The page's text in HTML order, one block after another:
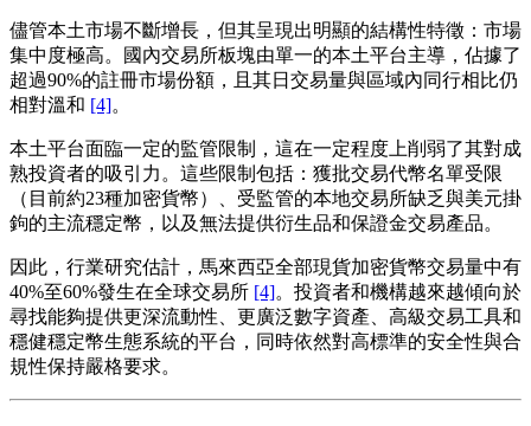
儘管本土市場不斷增長，但其呈現出明顯的結構性特徵：市場
集中度極高。國內交易所板塊由單一的本土平台主導，佔據了
超過90%的註冊市場份額，且其日交易量與區域內同行相比仍
相對溫和 [4]。
本土平台面臨一定的監管限制，這在一定程度上削弱了其對成
熟投資者的吸引力。這些限制包括：獲批交易代幣名單受限
（目前約23種加密貨幣）、受監管的本地交易所缺乏與美元掛
鉤的主流穩定幣，以及無法提供衍生品和保證金交易產品。
因此，行業研究估計，馬來西亞全部現貨加密貨幣交易量中有
40%至60%發生在全球交易所 [4]。投資者和機構越來越傾向於
尋找能夠提供更深流動性、更廣泛數字資產、高級交易工具和
穩健穩定幣生態系統的平台，同時依然對高標準的安全性與合
規性保持嚴格要求。